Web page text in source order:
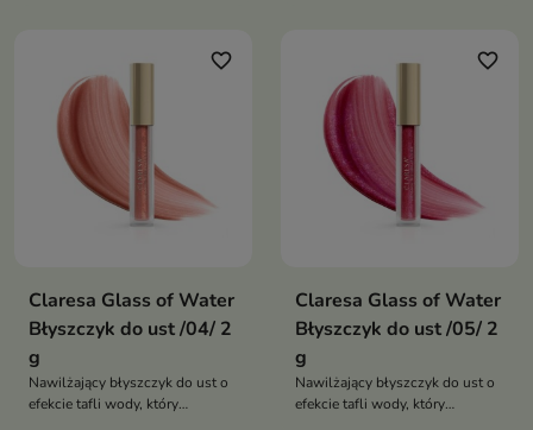
favorite_border
Claresa Glass of Water
Błyszczyk do ust /04/ 2
g
Nawilżający błyszczyk do ust o
efekcie tafli wody, który
favorite_border
Claresa Glass of Water
Błyszczyk do ust /05/ 2
g
Nawilżający błyszczyk do ust o
efekcie tafli wody, który